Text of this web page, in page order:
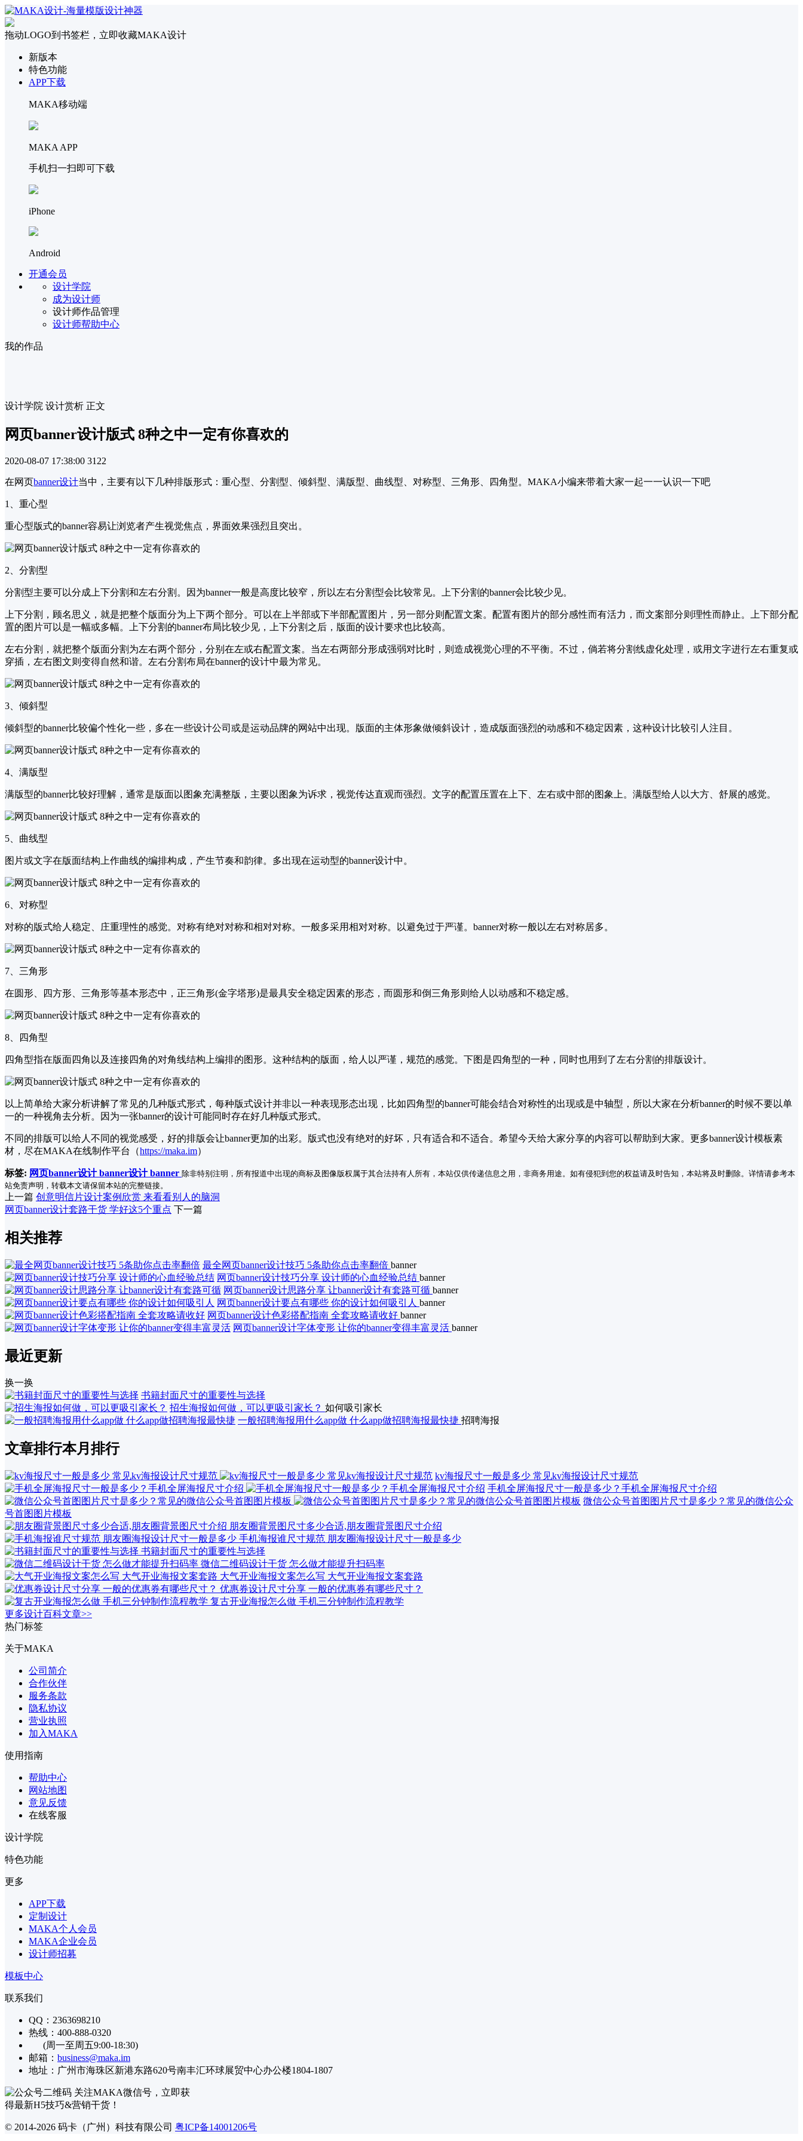
拖动LOGO到书签栏，立即收藏MAKA设计
新版本
特色功能
APP下载
MAKA移动端
MAKA APP
手机扫一扫即可下载
iPhone
Android
开通会员
设计学院
成为设计师
设计师作品管理
设计师帮助中心
我的作品
设计学院 设计赏析 正文
网页banner设计版式 8种之中一定有你喜欢的
2020-08-07 17:38:00 3122
在网页banner设计当中，主要有以下几种排版形式：重心型、分割型、倾斜型、满版型、曲线型、对称型、三角形、四角型。MAKA小编来带着大家一起一一认识一下吧
1、重心型
重心型版式的banner容易让浏览者产生视觉焦点，界面效果强烈且突出。
2、分割型
分割型主要可以分成上下分割和左右分割。因为banner一般是高度比较窄，所以左右分割型会比较常见。上下分割的banner会比较少见。
上下分割，顾名思义，就是把整个版面分为上下两个部分。可以在上半部或下半部配置图片，另一部分则配置文案。配置有图片的部分感性而有活力，而文案部分则理性而静止。上下部分配
置的图片可以是一幅或多幅。上下分割的banner布局比较少见，上下分割之后，版面的设计要求也比较高。
左右分割，就把整个版面分割为左右两个部分，分别在左或右配置文案。当左右两部分形成强弱对比时，则造成视觉心理的不平衡。不过，倘若将分割线虚化处理，或用文字进行左右重复或
穿插，左右图文则变得自然和谐。左右分割布局在banner的设计中最为常见。
3、倾斜型
倾斜型的banner比较偏个性化一些，多在一些设计公司或是运动品牌的网站中出现。版面的主体形象做倾斜设计，造成版面强烈的动感和不稳定因素，这种设计比较引人注目。
4、满版型
满版型的banner比较好理解，通常是版面以图象充满整版，主要以图象为诉求，视觉传达直观而强烈。文字的配置压置在上下、左右或中部的图象上。满版型给人以大方、舒展的感觉。
5、曲线型
图片或文字在版面结构上作曲线的编排构成，产生节奏和韵律。多出现在运动型的banner设计中。
6、对称型
对称的版式给人稳定、庄重理性的感觉。对称有绝对对称和相对对称。一般多采用相对对称。以避免过于严谨。banner对称一般以左右对称居多。
7、三角形
在圆形、四方形、三角形等基本形态中，正三角形(金字塔形)是最具安全稳定因素的形态，而圆形和倒三角形则给人以动感和不稳定感。
8、四角型
四角型指在版面四角以及连接四角的对角线结构上编排的图形。这种结构的版面，给人以严谨，规范的感觉。下图是四角型的一种，同时也用到了左右分割的排版设计。
以上简单给大家分析讲解了常见的几种版式形式，每种版式设计并非以一种表现形态出现，比如四角型的banner可能会结合对称性的出现或是中轴型，所以大家在分析banner的时候不要以单
一的一种视角去分析。因为一张banner的设计可能同时存在好几种版式形式。
不同的排版可以给人不同的视觉感受，好的排版会让banner更加的出彩。版式也没有绝对的好坏，只有适合和不适合。希望今天给大家分享的内容可以帮助到大家。更多banner设计模板素
材，尽在MAKA在线制作平台（https://maka.im）
标签: 网页banner设计banner设计banner 除非特别注明，所有报道中出现的商标及图像版权属于其合法持有人所有，本站仅供传递信息之用，非商务用途。如有侵犯到您的权益请及时告知，本站将及时删除。详情请参考本
站免责声明，转载本文请保留本站的完整链接。
上一篇 创意明信片设计案例欣赏 来看看别人的脑洞
网页banner设计套路干货 学好这5个重点 下一篇
相关推荐
最全网页banner设计技巧 5条助你点击率翻倍 banner
网页banner设计技巧分享 设计师的心血经验总结 banner
网页banner设计思路分享 让banner设计有套路可循 banner
网页banner设计要点有哪些 你的设计如何吸引人 banner
网页banner设计色彩搭配指南 全套攻略请收好 banner
网页banner设计字体变形 让你的banner变得丰富灵活 banner
最近更新
换一换
书籍封面尺寸的重要性与选择
招生海报如何做，可以更吸引家长？ 如何吸引家长
一般招聘海报用什么app做 什么app做招聘海报最快捷 招聘海报
文章排行本月排行
kv海报尺寸一般是多少 常见kv海报设计尺寸规范
手机全屏海报尺寸一般是多少？手机全屏海报尺寸介绍
微信公众号首图图片尺寸是多少？常见的微信公众
号首图图片模板
朋友圈背景图尺寸多少合适,朋友圈背景图尺寸介绍
手机海报谁尺寸规范 朋友圈海报设计尺寸一般是多少
书籍封面尺寸的重要性与选择
微信二维码设计干货 怎么做才能提升扫码率
大气开业海报文案怎么写 大气开业海报文案套路
优惠券设计尺寸分享 一般的优惠券有哪些尺寸？
复古开业海报怎么做 手机三分钟制作流程教学
更多设计百科文章>>
热门标签
关于MAKA
公司简介
合作伙伴
服务条款
隐私协议
营业执照
加入MAKA
使用指南
帮助中心
网站地图
意见反馈
在线客服
设计学院
特色功能
更多
APP下载
定制设计
MAKA个人会员
MAKA企业会员
设计师招募
模板中心
联系我们
QQ：2363698210
热线：400-888-0320
(周一至周五9:00-18:30)
邮箱： business@maka.im
地址：广州市海珠区新港东路620号南丰汇环球展贸中心办公楼1804-1807
关注MAKA微信号，立即获
得最新H5技巧&营销干货！
© 2014-2026 码卡（广州）科技有限公司 粤ICP备14001206号